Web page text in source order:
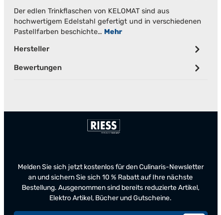
Der edlen Trinkflaschen von KELOMAT sind aus
hochwertigem Edelstahl gefertigt und in verschiedenen
Pastellfarben beschichte… Mehr
Hersteller
Bewertungen
Melden Sie sich jetzt kostenlos für den Culinaris-Newsletter
an und sichern Sie sich 10 % Rabatt auf Ihre nächste
Bestellung. Ausgenommen sind bereits reduzierte Artikel,
Elektro Artikel, Bücher und Gutscheine.